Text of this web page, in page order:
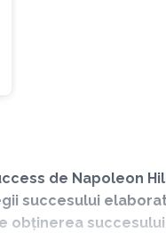
de Napoleon
succesului